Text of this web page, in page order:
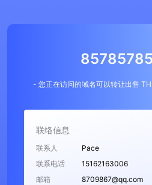
- 您正在访问的域名可以转让出售
联络信息
联系人
Pace
联系电话
15162163006
邮箱
8709867@qq.com